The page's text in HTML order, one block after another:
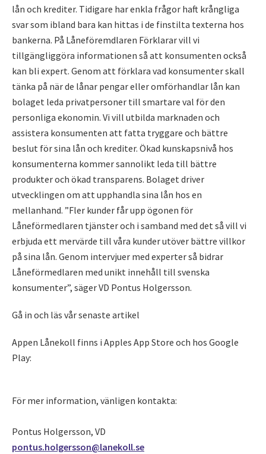
lån och krediter. Tidigare har enkla frågor haft krångliga
svar som ibland bara kan hittas i de finstilta texterna hos
bankerna. På Låneföremdlaren Förklarar vill vi
tillgängliggöra informationen så att konsumenten också
kan bli expert. Genom att förklara vad konsumenter skall
tänka på när de lånar pengar eller omförhandlar lån kan
bolaget leda privatpersoner till smartare val för den
personliga ekonomin. Vi vill utbilda marknaden och
assistera konsumenten att fatta tryggare och bättre
beslut för sina lån och krediter. Ökad kunskapsnivå hos
konsumenterna kommer sannolikt leda till bättre
produkter och ökad transparens. Bolaget driver
utvecklingen om att upphandla sina lån hos en
mellanhand. ”Fler kunder får upp ögonen för
Låneförmedlaren tjänster och i samband med det så vill vi
erbjuda ett mervärde till våra kunder utöver bättre villkor
på sina lån. Genom intervjuer med experter så bidrar
Låneförmedlaren med unikt innehåll till svenska
konsumenter”, säger VD Pontus Holgersson.
Gå in och läs vår senaste artikel
Appen Lånekoll finns i Apples App Store och hos Google
Play:
För mer information, vänligen kontakta:
Pontus Holgersson, VD
pontus.holgersson@lanekoll.se